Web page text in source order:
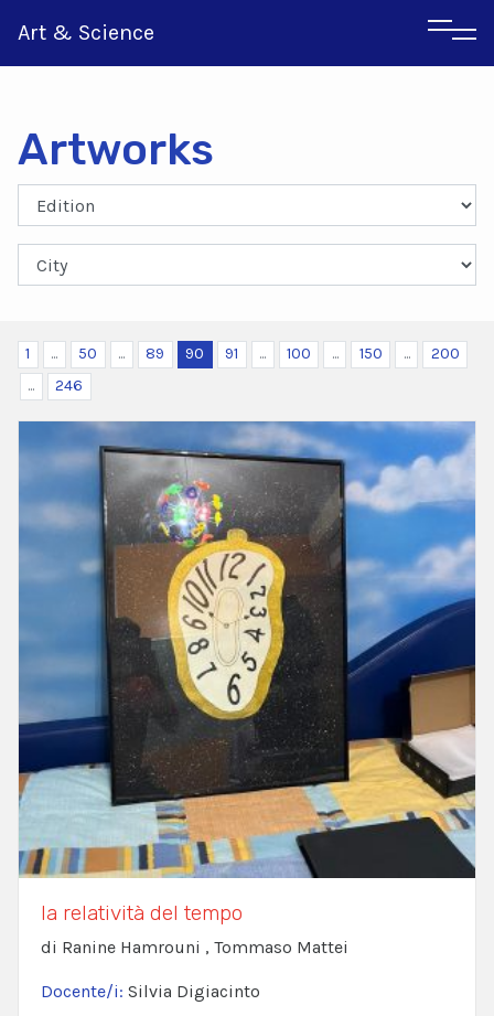
Art & Science
Greek
Artworks
1 ... 50 ... 89 90 91 ... 100 ... 150 ...
200
...
246
la relatività del tempo
di Ranine Hamrouni , Tommaso Mattei
Docente/i: Silvia Digiacinto